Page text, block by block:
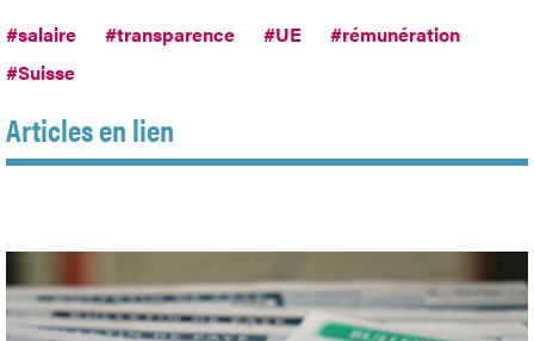
#salaire #transparence #UE
#rémunération
#Suisse
Articles en lien